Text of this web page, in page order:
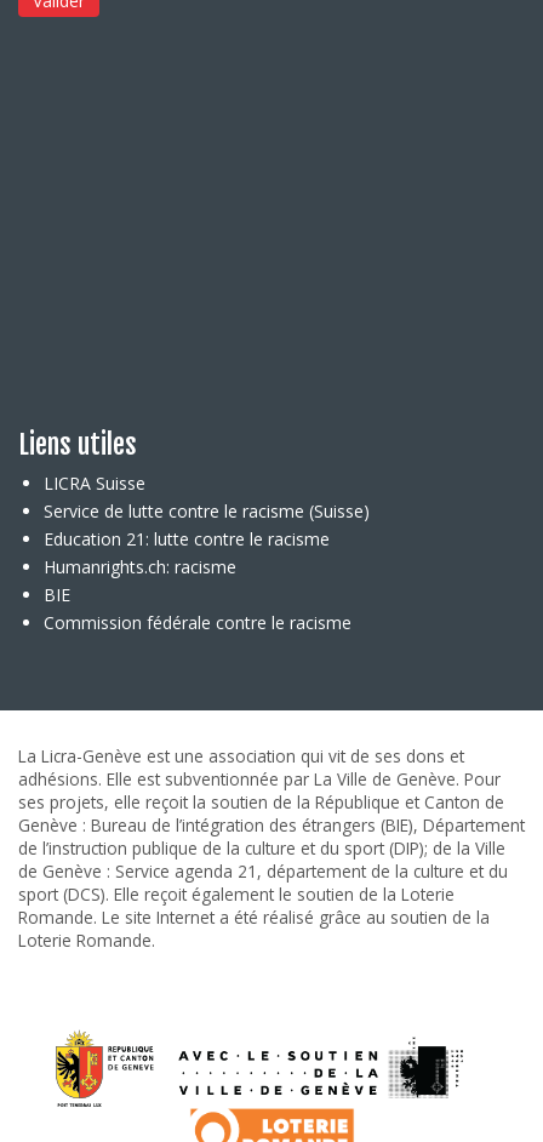
Liens utiles
LICRA Suisse
Service de lutte contre le racisme (Suisse)
Education 21: lutte contre le racisme
Humanrights.ch: racisme
BIE
Commission fédérale contre le racisme
La Licra-Genève est une association qui vit de ses dons et
adhésions. Elle est subventionnée par La Ville de Genève. Pour
ses projets, elle reçoit la soutien de la République et Canton de
Genève : Bureau de l’intégration des étrangers (BIE), Département
de l’instruction publique de la culture et du sport (DIP); de la Ville
de Genève : Service agenda 21, département de la culture et du
sport (DCS). Elle reçoit également le soutien de la Loterie
Romande. Le site Internet a été réalisé grâce au soutien de la
Loterie Romande.